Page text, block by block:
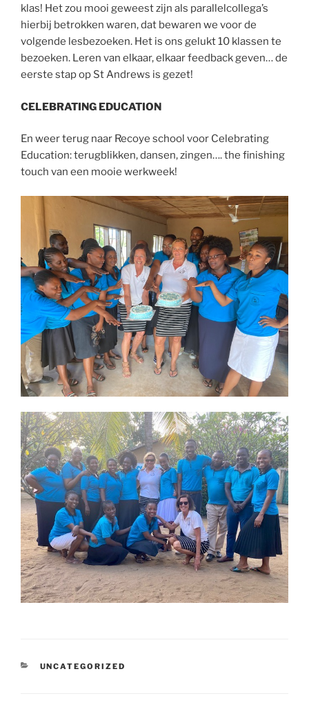
klas! Het zou mooi geweest zijn als parallelcollega’s
hierbij betrokken waren, dat bewaren we voor de
volgende lesbezoeken. Het is ons gelukt 10 klassen te
bezoeken. Leren van elkaar, elkaar feedback geven… de
eerste stap op St Andrews is gezet!
CELEBRATING EDUCATION
En weer terug naar Recoye school voor Celebrating
Education: terugblikken, dansen, zingen…. the finishing
touch van een mooie werkweek!
CATEGORIEËN
UNCATEGORIZED